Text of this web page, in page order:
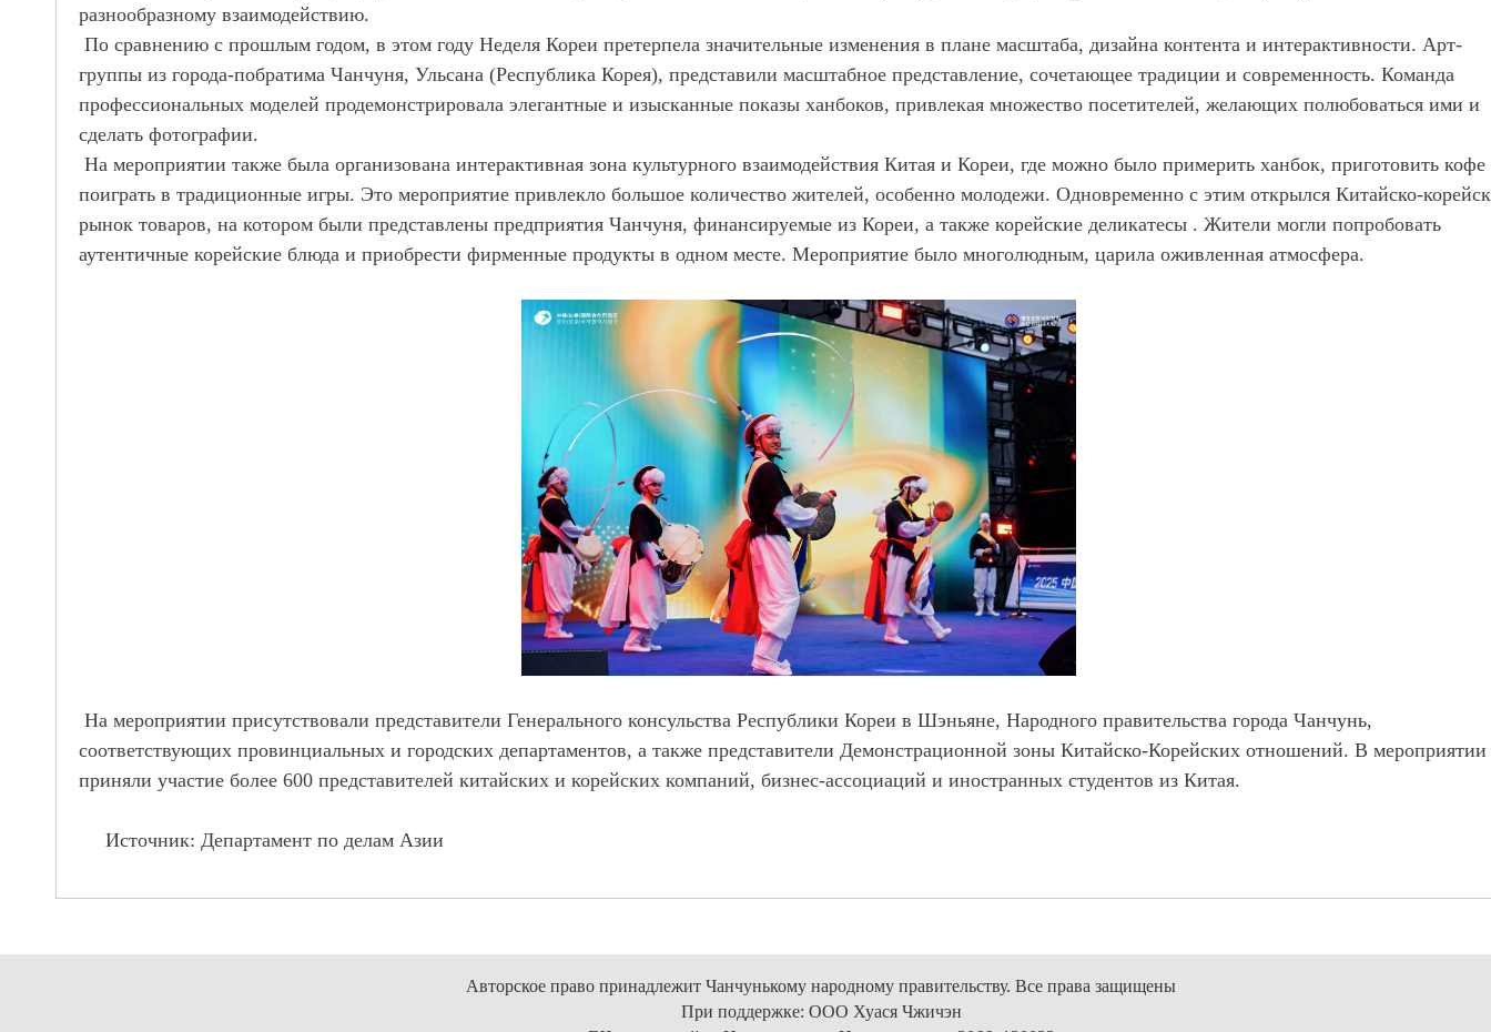
разнообразному взаимодействию.
По сравнению с прошлым годом, в этом году Неделя Кореи претерпела значительные изменения в плане масштаба, дизайна контента и интерактивности. Арт-
группы из города-побратима Чанчуня, Ульсана (Республика Корея), представили масштабное представление, сочетающее традиции и современность. Команда
профессиональных моделей продемонстрировала элегантные и изысканные показы ханбоков, привлекая множество посетителей, желающих полюбоваться ими и
сделать фотографии.
На мероприятии также была организована интерактивная зона культурного взаимодействия Китая и Кореи, где можно было примерить ханбок, приготовить кофе
поиграть в традиционные игры. Это мероприятие привлекло большое количество жителей, особенно молодежи. Одновременно с этим открылся Китайско-
рынок товаров, на котором были представлены предприятия Чанчуня, финансируемые из Кореи, а также корейские деликатесы . Жители могли попробовать
аутентичные корейские блюда и приобрести фирменные продукты в одном месте. Мероприятие было многолюдным, царила оживленная атмосфера.
На мероприятии присутствовали представители Генерального консульства Республики Кореи в Шэньяне, Народного правительства города Чанчунь,
соответствующих провинциальных и городских департаментов, а также представители Демонстрационной зоны Китайско-Корейских отношений. В мероприятии
приняли участие более 600 представителей китайских и корейских компаний, бизнес-ассоциаций и иностранных студентов из Китая.
Источник: Департамент по делам Азии
Авторское право принадлежит Чанчунькому народному правительству. Все права защищены
При поддержке: ООО Хуася Чжичэн